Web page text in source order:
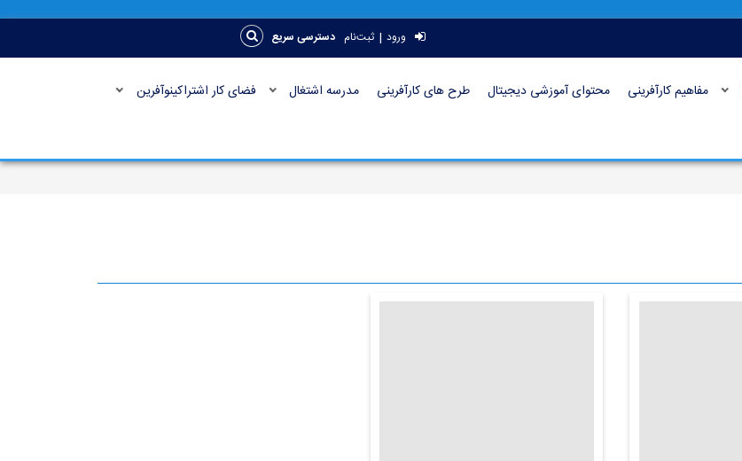
ورود | ثبت‌نام دسترسی سریع
مفاهیم کارآفرینی محتوای آموزشی دیجیتال طرح های کارآفرینی مدرسه اشتغال فضای کار اشتراکینوآفرین